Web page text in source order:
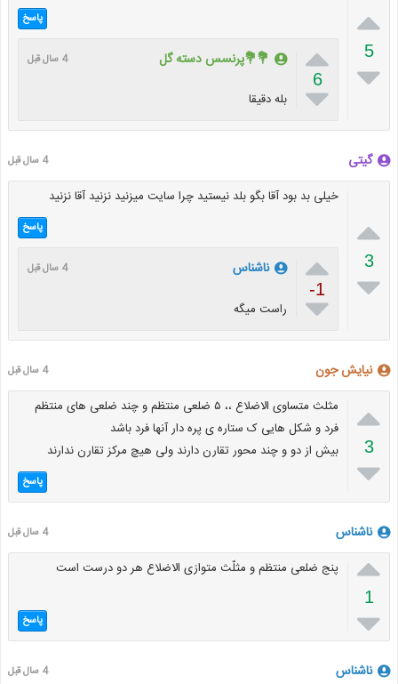

5

پاسخ

6

💐💐پرنسس دسته گل 4 سال قبل
بله دقیقا
گیتی 4 سال قبل

3

خیلی بد بود آقا بگو بلد نیستید چرا سایت میزنید نزنید آقا نزنید
پاسخ

-1

ناشناس 4 سال قبل
راست میگه
نیایش جون 4 سال قبل

3

مثلث متساوی الاضلاع ،، ۵ ضلعی منتظم و چند ضلعی های منتظم
فرد و شکل هایی ک ستاره ی پره دار آنها فرد باشد
بیش از دو و چند محور تقارن دارند ولی هیچ مرکز تقارن ندارند
پاسخ
ناشناس 4 سال قبل

1

پنج ضلعی منتظم و مثلّث متوازی الاضلاع هر دو درست است
پاسخ
ناشناس 4 سال قبل